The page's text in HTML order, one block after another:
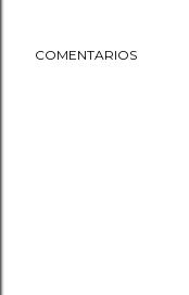
COMENTARIOS